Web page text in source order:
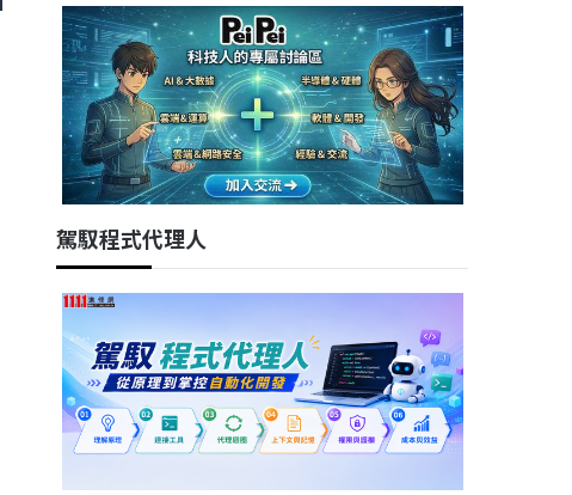
駕馭程式代理人